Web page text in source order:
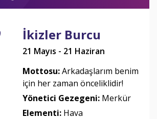
İkizler Burcu
21 Mayıs - 21 Haziran
Mottosu:Arkadaşlarım benim
için her zaman önceliklidir!
Yönetici Gezegeni: Merkür
Elementi: Hava